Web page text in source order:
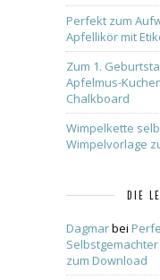
Perfekt zum
Apfellikör mit
Zum 1.
Apfelmus-
Chalkboard
Wimpelkette
Wimpelvorlage
DIE
Dagmarbei
zum Download